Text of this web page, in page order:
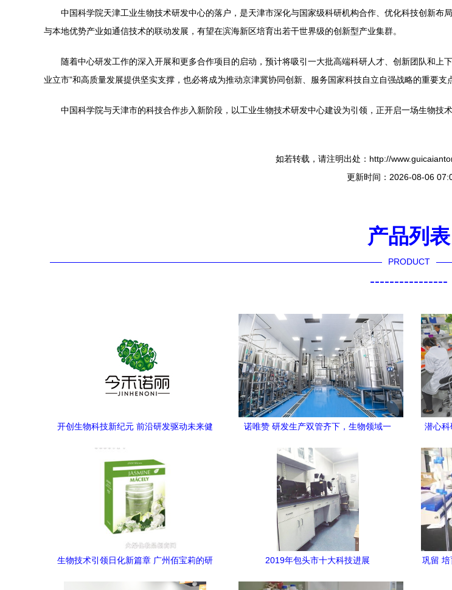
中国科学院天津工业生物技术研发中心的落户，是天津市深化与国家级科研机构合作、优化科技创新
与本地优势产业如通信技术的联动发展，有望在滨海新区培育出若干世界级的创新型产业集群。
随着中心研发工作的深入开展和更多合作项目的启动，预计将吸引一大批高端科研人才、创新团队和
业立市”和高质量发展提供坚实支撑，也必将成为推动京津冀协同创新、服务国家科技自立自强战略的重要支
中国科学院与天津市的科技合作步入新阶段，以工业生物技术研发中心建设为引领，正开启一场生物技
如若转载，请注明出处：http://
更新时间：2026-08-06
产品列表
PRODUCT
----------------
开创生物科技新纪元 前沿研发驱动未来健
诺唯赞 研发生产双管齐下，生物领域一
潜心科
生物技术引领日化新篇章 广州佰宝莉的研
2019年包头市十大科技进展
巩留